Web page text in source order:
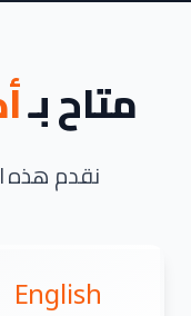
متاح بـ
نقدم هذه
English